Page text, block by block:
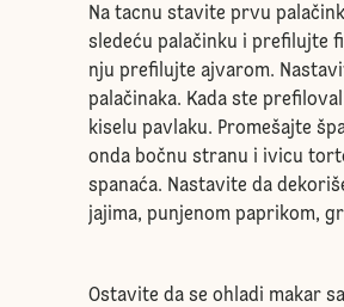
Na tacnu stavite prvu
sledeću palačinku i prefilujte
nju prefilujte ajvarom.
palačinaka. Kada ste
kiselu pavlaku. Promešajte
onda bočnu stranu i ivicu
spanaća. Nastavite da
jajima, punjenom paprikom,
Ostavite da se ohladi makar